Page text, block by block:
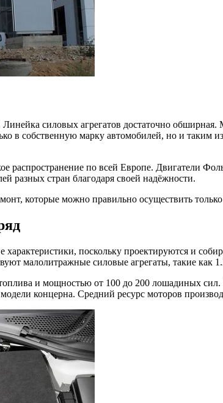
силовых агрегатов достаточно
в собственную марку автомобилей, но и таким
распространение по всей Европе. Двигатели
разных стран благодаря своей надёжности.
которые можно правильно осуществить
поскольку проектируются и
малолитражные силовые агрегаты, такие как
и мощностью от 100 до 200 лошадиных
концерна. Средний ресурс моторов